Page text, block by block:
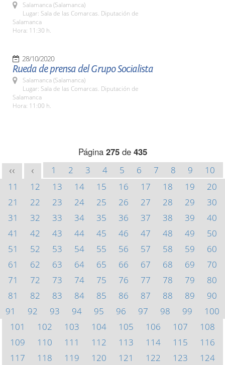
Salamanca (Salamanca)
Lugar: Sala de las Comarcas. Diputación de
Salamanca
Hora: 11:30 h.
28/10/2020
Rueda de prensa del Grupo Socialista
Salamanca (Salamanca)
Lugar: Sala de las Comarcas. Diputación de
Salamanca
Hora: 11:00 h.
Página 275de 435
<< < 1 2 3 4 5 6 7 8 9
10
11
12 13 14 15 16 17 18 19
20
21
22 23 24 25 26 27 28 29
30
31
32 33 34 35 36 37 38 39
40
41
42 43 44 45 46 47 48 49
50
51
52 53 54 55 56 57 58 59
60
61
62 63 64 65 66 67 68 69
70
71
72 73 74 75 76 77 78 79
80
81
82 83 84 85 86 87 88 89
90
91
92 93 94 95 96 97 98 99
100
101
102 103 104 105 106 107
108
109
110 111 112 113 114 115
116
117
118 119 120 121 122 123
124